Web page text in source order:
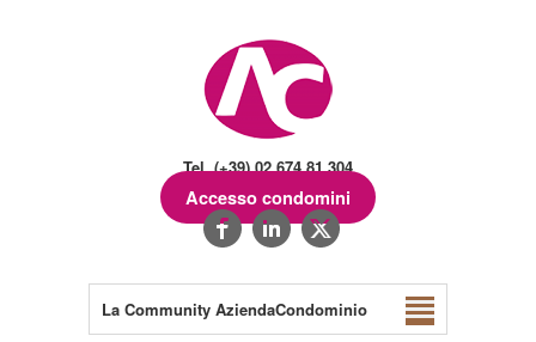
Tel. (+39) 02.674.81.304
Accesso condomini
La Community AziendaCondominio